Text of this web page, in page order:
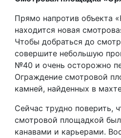
Прямо напротив объекта
находится новая
Чтобы добраться до
совершите небольшую
№40 и очень осторожно
Ограждение смотровой
камней, найденных в
Сейчас трудно поверить,
смотровой площадкой
канавами и карьерами.